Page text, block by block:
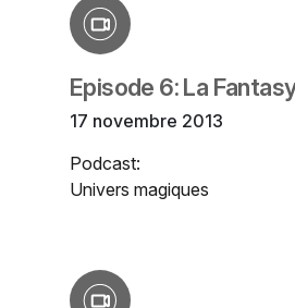
Episode 6: La
17 novembre 2013
Podcast:
Univers magiques